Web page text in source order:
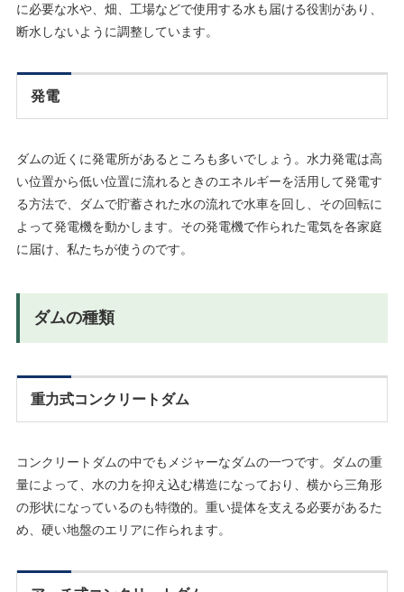
に必要な水や、畑、工場などで使用する水も届ける役割があり、
断水しないように調整しています。
発電
ダムの近くに発電所があるところも多いでしょう。水力発電は高
い位置から低い位置に流れるときのエネルギーを活用して発電す
る方法で、ダムで貯蓄された水の流れで水車を回し、その回転に
よって発電機を動かします。その発電機で作られた電気を各家庭
に届け、私たちが使うのです。
ダムの種類
重力式コンクリートダム
コンクリートダムの中でもメジャーなダムの一つです。ダムの重
量によって、水の力を抑え込む構造になっており、横から三角形
の形状になっているのも特徴的。重い提体を支える必要があるた
め、硬い地盤のエリアに作られます。